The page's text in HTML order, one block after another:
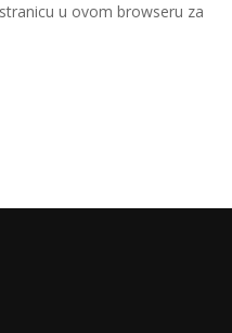
u ovom browseru za